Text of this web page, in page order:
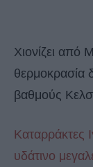
Χιονίζει από
θερμοκρασία
βαθμούς
Καταρράκτες
υδάτινο